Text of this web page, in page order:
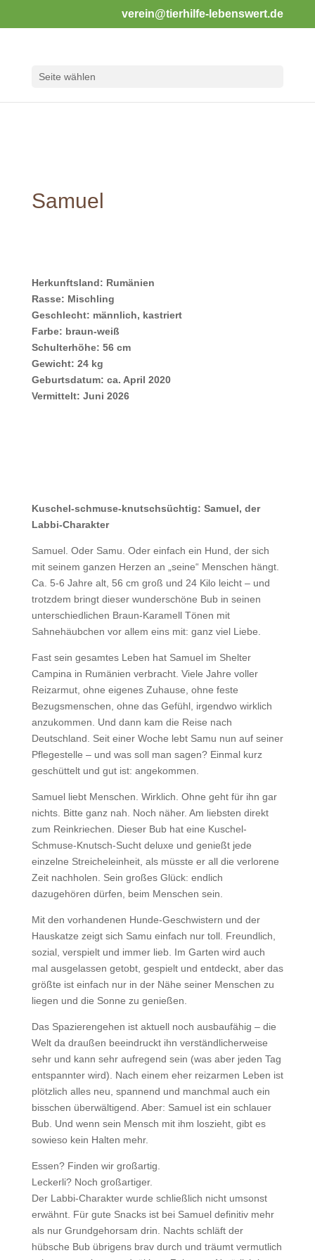
verein@tierhilfe-lebenswert.de
Seite wählen
Samuel
Herkunftsland: Rumänien
Rasse: Mischling
Geschlecht: männlich, kastriert
Farbe: braun-weiß
Schulterhöhe: 56 cm
Gewicht: 24 kg
Geburtsdatum: ca. April 2020
Vermittelt: Juni 2026
Kuschel-schmuse-knutschsüchtig: Samuel, der
Labbi-Charakter
Samuel. Oder Samu. Oder einfach ein Hund, der sich
mit seinem ganzen Herzen an „seine“ Menschen hängt.
Ca. 5-6 Jahre alt, 56 cm groß und 24 Kilo leicht – und
trotzdem bringt dieser wunderschöne Bub in seinen
unterschiedlichen Braun-Karamell Tönen mit
Sahnehäubchen vor allem eins mit: ganz viel Liebe.
Fast sein gesamtes Leben hat Samuel im Shelter
Campina in Rumänien verbracht. Viele Jahre voller
Reizarmut, ohne eigenes Zuhause, ohne feste
Bezugsmenschen, ohne das Gefühl, irgendwo wirklich
anzukommen. Und dann kam die Reise nach
Deutschland. Seit einer Woche lebt Samu nun auf seiner
Pflegestelle – und was soll man sagen? Einmal kurz
geschüttelt und gut ist: angekommen.
Samuel liebt Menschen. Wirklich. Ohne geht für ihn gar
nichts. Bitte ganz nah. Noch näher. Am liebsten direkt
zum Reinkriechen. Dieser Bub hat eine Kuschel-
Schmuse-Knutsch-Sucht deluxe und genießt jede
einzelne Streicheleinheit, als müsste er all die verlorene
Zeit nachholen. Sein großes Glück: endlich
dazugehören dürfen, beim Menschen sein.
Mit den vorhandenen Hunde-Geschwistern und der
Hauskatze zeigt sich Samu einfach nur toll. Freundlich,
sozial, verspielt und immer lieb. Im Garten wird auch
mal ausgelassen getobt, gespielt und entdeckt, aber das
größte ist einfach nur in der Nähe seiner Menschen zu
liegen und die Sonne zu genießen.
Das Spazierengehen ist aktuell noch ausbaufähig – die
Welt da draußen beeindruckt ihn verständlicherweise
sehr und kann sehr aufregend sein (was aber jeden Tag
entspannter wird). Nach einem eher reizarmen Leben ist
plötzlich alles neu, spannend und manchmal auch ein
bisschen überwältigend. Aber: Samuel ist ein schlauer
Bub. Und wenn sein Mensch mit ihm loszieht, gibt es
sowieso kein Halten mehr.
Essen? Finden wir großartig.
Leckerli? Noch großartiger.
Der Labbi-Charakter wurde schließlich nicht umsonst
erwähnt. Für gute Snacks ist bei Samuel definitiv mehr
als nur Grundgehorsam drin. Nachts schläft der
hübsche Bub übrigens brav durch und träumt vermutlich